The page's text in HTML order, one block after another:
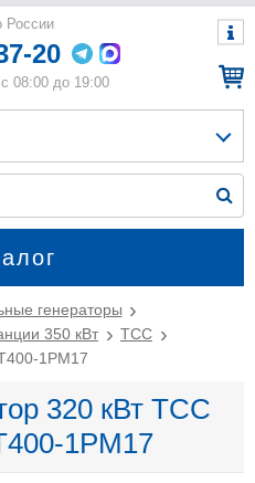
России
20
08:00 до 19:00
генераторы
350 кВт
ТСС
1РМ17
320 кВт ТСС
1РМ17